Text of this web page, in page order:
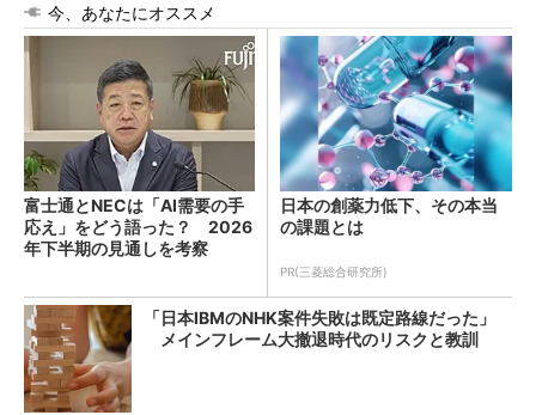
今、あなたにオススメ
富士通とNECは「AI需要の手
応え」をどう語った？ 2026
年下半期の見通しを考察
日本の創薬力低下、その本当
の課題とは
PR(三菱総合研究所)
「日本IBMのNHK案件失敗は既定路線だった」
メインフレーム大撤退時代のリスクと教訓